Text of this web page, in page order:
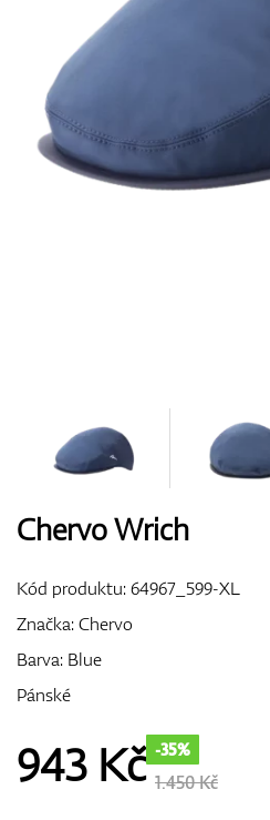
Doplňky
Chervo Wrich
Kód produktu:64967_599-XL
Značka:Chervo
Barva: Blue
Pánské
943 Kč -35%
1.450 Kč